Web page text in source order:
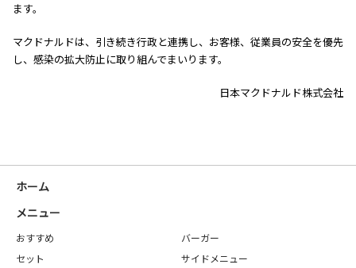
ます。
マクドナルドは、引き続き行政と連携し、お客様、従業員の安全を優先
し、感染の拡大防止に取り組んでまいります。
日本マクドナルド株式会社
ホーム
メニュー
おすすめ
バーガー
セット
サイドメニュー